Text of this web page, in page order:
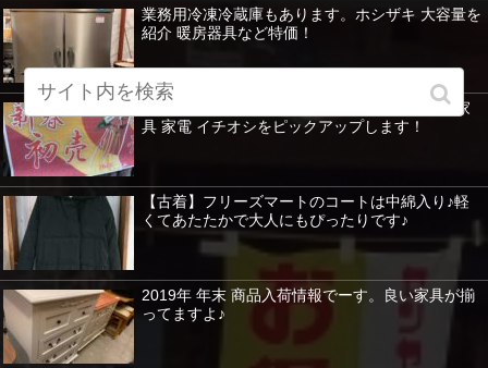
業務用冷凍冷蔵庫もあります。ホシザキ 大容量を
紹介 暖房器具など特価！
新春セールは、目玉商品が目白押し！ 冷蔵庫 家
具 家電 イチオシをピックアップします！
【古着】フリーズマートのコートは中綿入り♪軽
くてあたたかで大人にもぴったりです♪
2019年 年末 商品入荷情報でーす。良い家具が揃
ってますよ♪